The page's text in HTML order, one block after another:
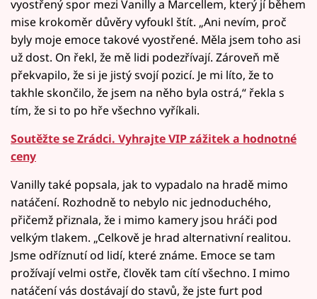
vyostřený spor mezi Vanilly a Marcellem, který jí během
mise krokoměr důvěry vyfoukl štít. „Ani nevím, proč
byly moje emoce takové vyostřené. Měla jsem toho asi
už dost. On řekl, že mě lidi podezřívají. Zároveň mě
překvapilo, že si je jistý svojí pozicí. Je mi líto, že to
takhle skončilo, že jsem na něho byla ostrá,“ řekla s
tím, že si to po hře všechno vyříkali.
Soutěžte se Zrádci. Vyhrajte VIP zážitek a hodnotné
ceny
Vanilly také popsala, jak to vypadalo na hradě mimo
natáčení. Rozhodně to nebylo nic jednoduchého,
přičemž přiznala, že i mimo kamery jsou hráči pod
velkým tlakem. „Celkově je hrad alternativní realitou.
Jsme odříznutí od lidí, které známe. Emoce se tam
prožívají velmi ostře, člověk tam cítí všechno. I mimo
natáčení vás dostávají do stavů, že jste furt pod